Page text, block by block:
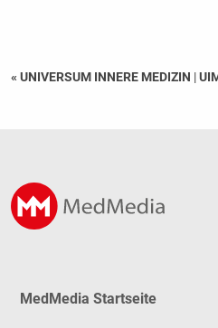
« UNIVERSUM INNERE MEDIZIN |
MedMedia Startseite